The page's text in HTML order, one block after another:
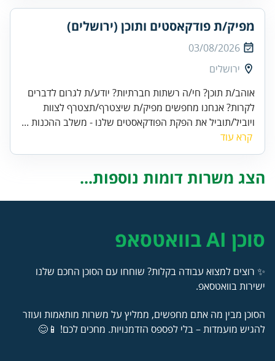
מפיק/ת פודקאסטים ותוכן (ירושלים)
03/08/2026
ירושלים
אוהב/ת תוכן? חי/ה רשתות חברתיות? יודע/ת לגרום לדברים
לקרות? אנחנו מחפשים מפיק/ת שיצטרף/תצטרף לצוות
ויוביל/תוביל את הפקת הפודקאסטים שלנו - משלב ההכנות ...
קרא עוד
הצג משרות דומות נוספות...
סוכן AI בוואטסאפ
✨ רוצים למצוא עבודה בקלות? שוחחו עם הסוכן החכם שלנו
ישירות בוואטסאפ.
הסוכן מבין מה אתם מחפשים, ממליץ על משרות מותאמות ועוזר
להגיש מועמדות – בלי לפספס הזדמנויות. מחכים לכם! 📱😊